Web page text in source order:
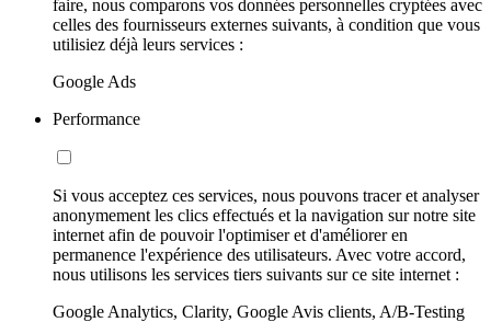
faire, nous comparons vos données personnelles cryptées avec
celles des fournisseurs externes suivants, à condition que vous
utilisiez déjà leurs services :
Google Ads
Performance
Si vous acceptez ces services, nous pouvons tracer et analyser
anonymement les clics effectués et la navigation sur notre site
internet afin de pouvoir l'optimiser et d'améliorer en
permanence l'expérience des utilisateurs. Avec votre accord,
nous utilisons les services tiers suivants sur ce site internet :
Google Analytics, Clarity, Google Avis clients, A/B-Testing